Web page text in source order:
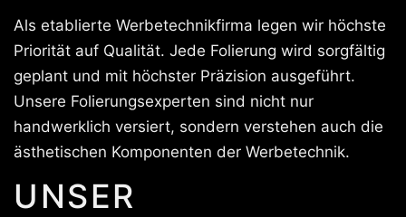
Als etablierte Werbetechnikfirma legen wir höchste
Priorität auf Qualität. Jede Folierung wird sorgfältig
geplant und mit höchster Präzision ausgeführt.
Unsere Folierungsexperten sind nicht nur
handwerklich versiert, sondern verstehen auch die
ästhetischen Komponenten der Werbetechnik.
UNSER